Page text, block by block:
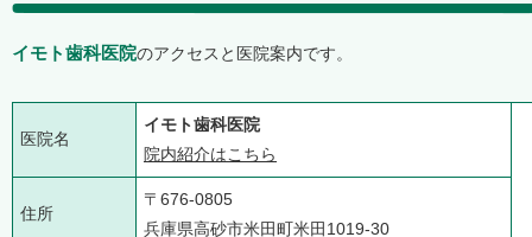
イモト歯科医院のアクセスと医院案内です。
医院名
イモト歯科医院
院内紹介はこちら
住所
〒676-0805
兵庫県高砂市米田町米田1019-30